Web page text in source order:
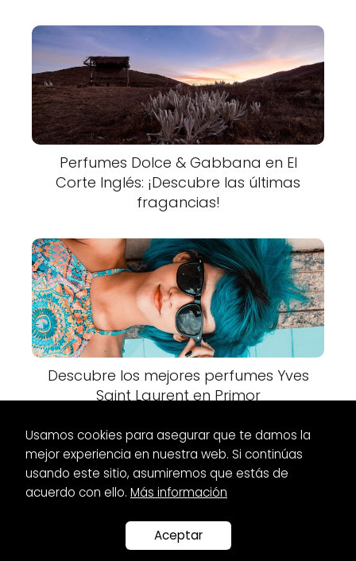
Perfumes Dolce & Gabbana en El
Corte Inglés: ¡Descubre las últimas
fragancias!
Descubre los mejores perfumes Yves
Saint Laurent en Primor
Vestidos boho para invitadas de boda:
¡Encuentra tu estilo único!
Usamos cookies para asegurar que te damos la
mejor experiencia en nuestra web. Si continúas
usando este sitio, asumiremos que estás de
acuerdo con ello. Más información
Aceptar